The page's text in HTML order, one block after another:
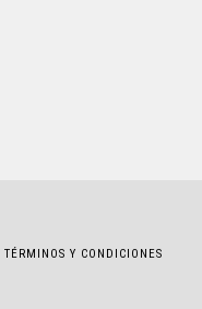
TÉRMINOS Y CONDICIONES